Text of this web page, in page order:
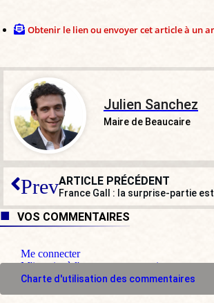
Obtenir le lien ou envoyer cet article à un
Julien Sanchez
Maire de Beaucaire
PrevARTICLE PRÉCÉDENT
France Gall : la surprise-partie
VOS COMMENTAIRES
Me connecter
M'inscrire à l'espace commentaire
Charte d'utilisation des commentaires